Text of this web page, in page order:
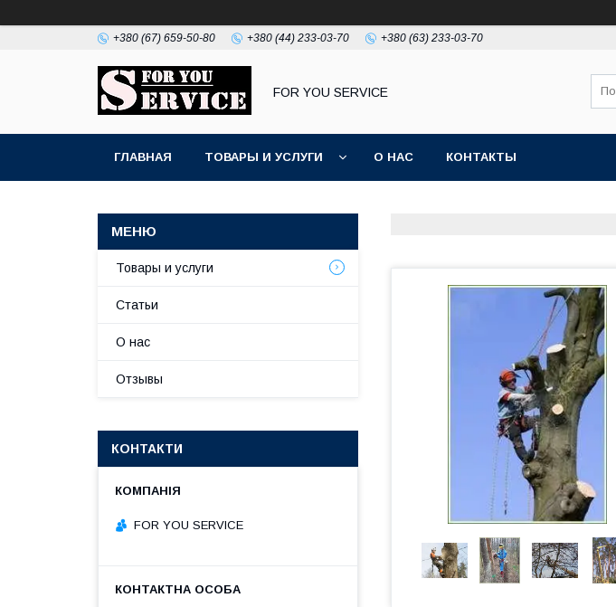
+380 (67) 659-50-80 +380 (44) 233-03-70 +380 (63) 233-03-70
FOR YOU SERVICE
ГЛАВНАЯ ТОВАРЫ И УСЛУГИ О НАС КОНТАКТЫ
Товары и услуги
Статьи
О нас
Отзывы
КОНТАКТИ
FOR YOU SERVICE